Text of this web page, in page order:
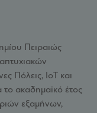
Πειραιώς
Πόλεις, IoT και
το ακαδημαϊκό έτος
εξαμήνων,